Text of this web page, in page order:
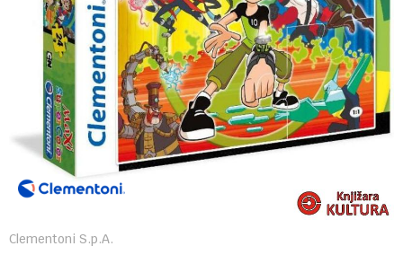
Clementoni S.p.A.